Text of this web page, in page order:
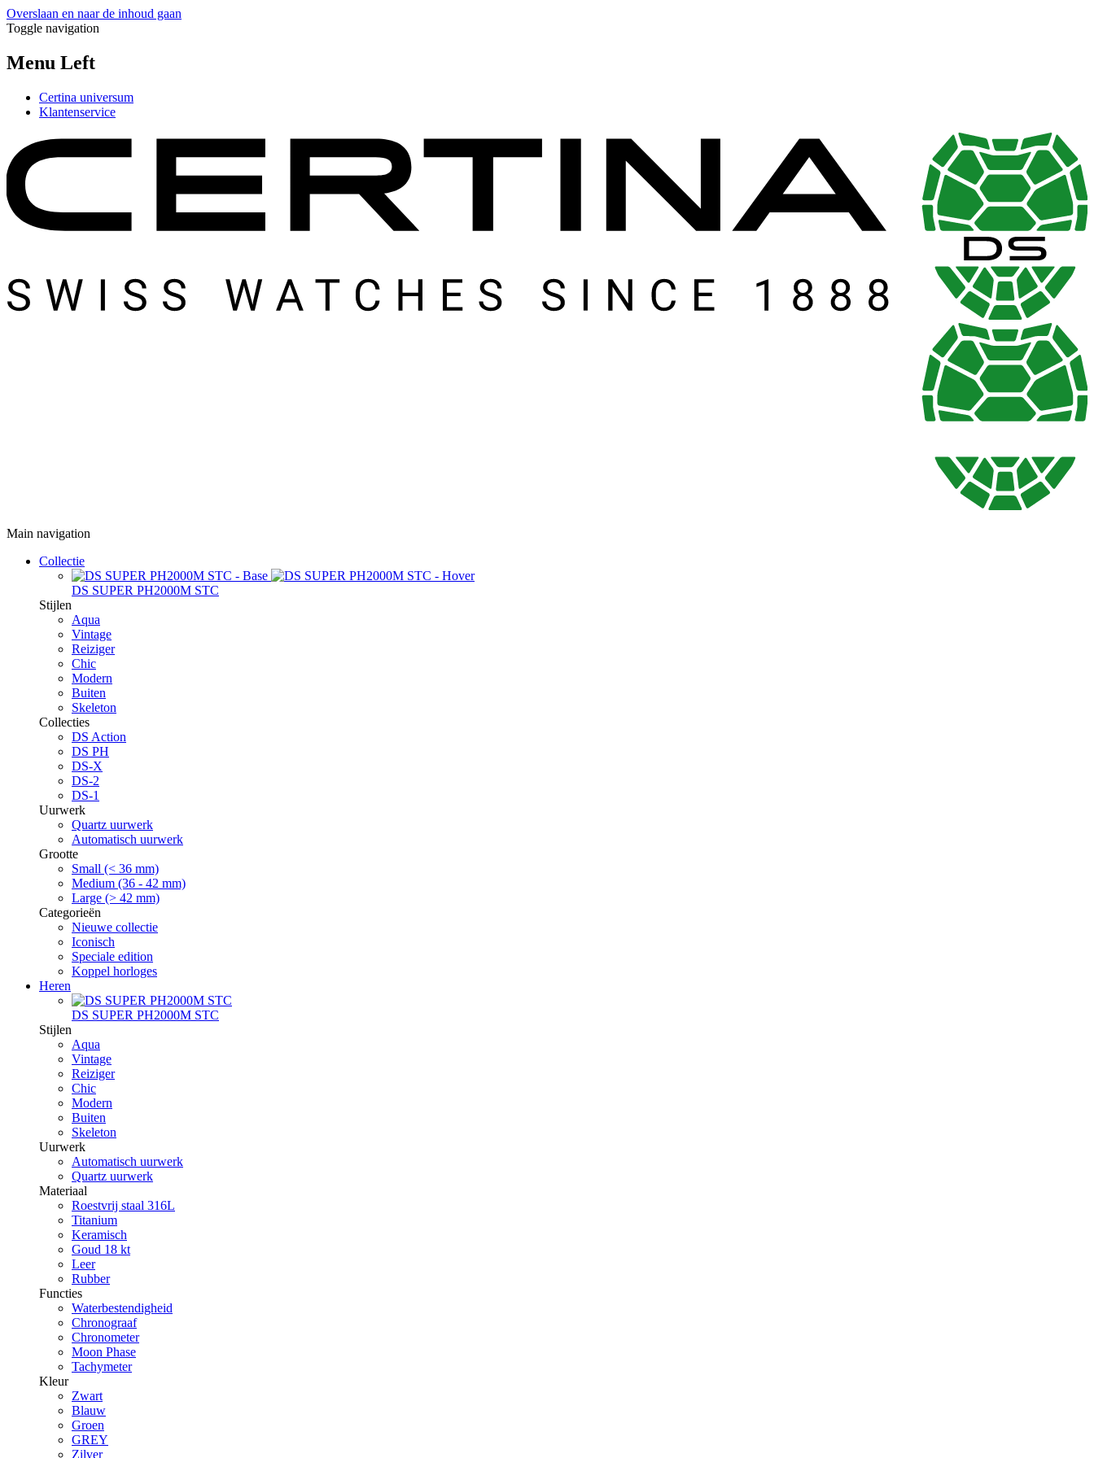
Overslaan en naar de inhoud gaan
Toggle navigation
Menu Left
Certina universum
Klantenservice
Main navigation
Collectie
DS SUPER PH2000M STC
Stijlen
Aqua
Vintage
Reiziger
Chic
Modern
Buiten
Skeleton
Collecties
DS Action
DS PH
DS-X
DS-2
DS-1
Uurwerk
Quartz uurwerk
Automatisch uurwerk
Grootte
Small (< 36 mm)
Medium (36 - 42 mm)
Large (> 42 mm)
Categorieën
Nieuwe collectie
Iconisch
Speciale edition
Koppel horloges
Heren
DS SUPER PH2000M STC
Stijlen
Aqua
Vintage
Reiziger
Chic
Modern
Buiten
Skeleton
Uurwerk
Automatisch uurwerk
Quartz uurwerk
Materiaal
Roestvrij staal 316L
Titanium
Keramisch
Goud 18 kt
Leer
Rubber
Functies
Waterbestendigheid
Chronograaf
Chronometer
Moon Phase
Tachymeter
Kleur
Zwart
Blauw
Groen
GREY
Zilver